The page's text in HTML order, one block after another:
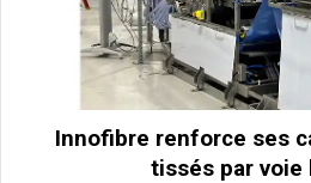
Innofibre renforce ses
tissés par voie